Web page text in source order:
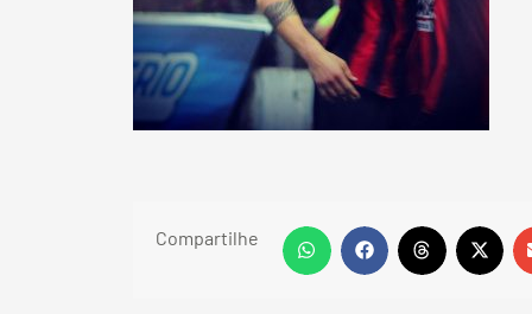
Compartilhe